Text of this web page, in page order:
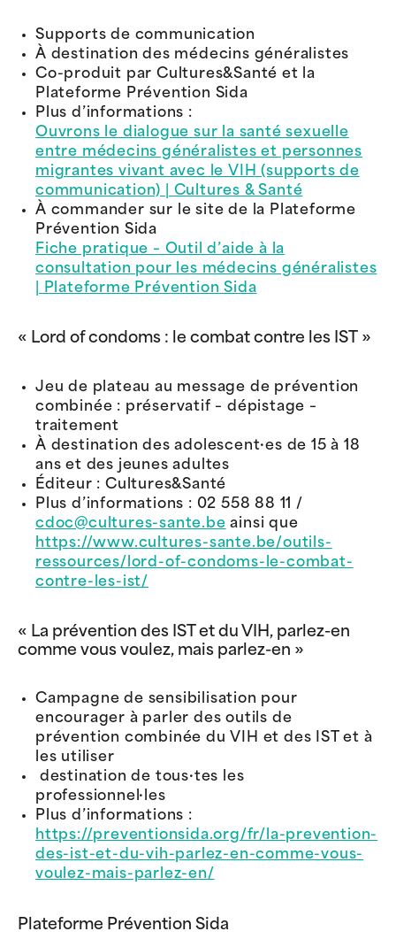
Supports de communication
À destination des médecins généralistes
Co-produit par Cultures&Santé et la
Plateforme Prévention Sida
Plus d’informations :
Ouvrons le dialogue sur la santé sexuelle
entre médecins généralistes et personnes
migrantes vivant avec le VIH (supports de
communication) | Cultures & Santé
À commander sur le site de la Plateforme
Prévention Sida
Fiche pratique – Outil d’aide à la
consultation pour les médecins généralistes
| Plateforme Prévention Sida
« Lord of condoms : le combat contre les IST »
Jeu de plateau au message de prévention
combinée : préservatif – dépistage –
traitement
À destination des adolescent·es de 15 à 18
ans et des jeunes adultes
Éditeur : Cultures&Santé
Plus d’informations : 02 558 88 11 /
cdoc@cultures-sante.be ainsi que
https://www.cultures-sante.be/outils-
ressources/lord-of-condoms-le-combat-
contre-les-ist/
« La prévention des IST et du VIH, parlez-en
comme vous voulez, mais parlez-en »
Campagne de sensibilisation pour
encourager à parler des outils de
prévention combinée du VIH et des IST et à
les utiliser
destination de tous·tes les
professionnel·les
Plus d’informations :
https://preventionsida.org/fr/la-prevention-
des-ist-et-du-vih-parlez-en-comme-vous-
voulez-mais-parlez-en/
Plateforme Prévention Sida